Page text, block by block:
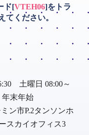
ド[VTEH06]をトラ
てください。
土曜日 08:00～
末年始
ン市P.2タンソンホ
スカイオフィス3